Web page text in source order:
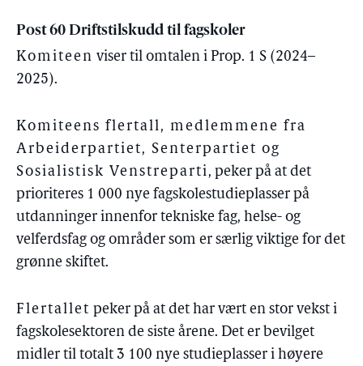
Post 60 Driftstilskudd til fagskoler
Komiteen viser til omtalen i Prop. 1 S (2024–
2025).
Komiteens flertall, medlemmene fra
Arbeiderpartiet, Senterpartiet og
Sosialistisk Venstreparti, peker på at det
prioriteres 1 000 nye fagskolestudieplasser på
utdanninger innenfor tekniske fag, helse- og
velferdsfag og områder som er særlig viktige for det
grønne skiftet.
Flertallet peker på at det har vært en stor vekst i
fagskolesektoren de siste årene. Det er bevilget
midler til totalt 3 100 nye studieplasser i høyere